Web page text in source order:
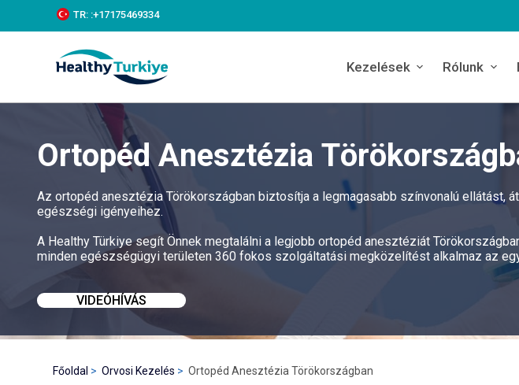
k
c
TR: :+‪17175469334‬
Kezelések Rólunk
Ortopéd Anesztézia
Az ortopéd anesztézia Törökországban biztosítja a legmagasabb színvonalú ellátást,
egészségi igényeihez.
A Healthy Türkiye segít Önnek megtalálni a legjobb ortopéd anesztéziát
minden egészségügyi területen 360 fokos szolgáltatási megközelítést alkalmaz az
VIDEÓHÍVÁS
Főoldal Orvosi Kezelés Ortopéd Anesztézia Törökországban